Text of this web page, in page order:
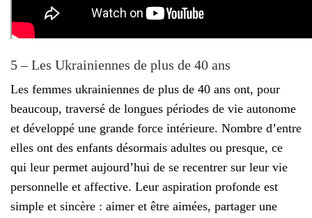
5 – Les Ukrainiennes de plus de 40 ans
Les femmes ukrainiennes de plus de 40 ans ont, pour
beaucoup, traversé de longues périodes de vie autonome
et développé une grande force intérieure. Nombre d’entre
elles ont des enfants désormais adultes ou presque, ce
qui leur permet aujourd’hui de se recentrer sur leur vie
personnelle et affective. Leur aspiration profonde est
simple et sincère : aimer et être aimées, partager une